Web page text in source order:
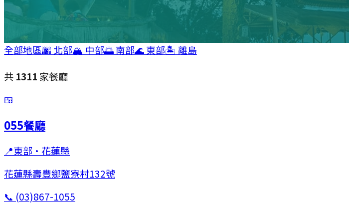
全部地區🌆 北部🏔 中部🌅南部🌊東部🏝 離島
共 1311 家餐廳
🍱
055餐廳
📍東部 · 花蓮縣
花蓮縣壽豐鄉鹽寮村132號
📞 (03)867-1055